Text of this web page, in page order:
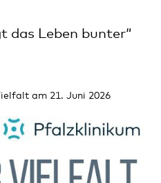
das Leben bunter“
am 21. Juni 2026